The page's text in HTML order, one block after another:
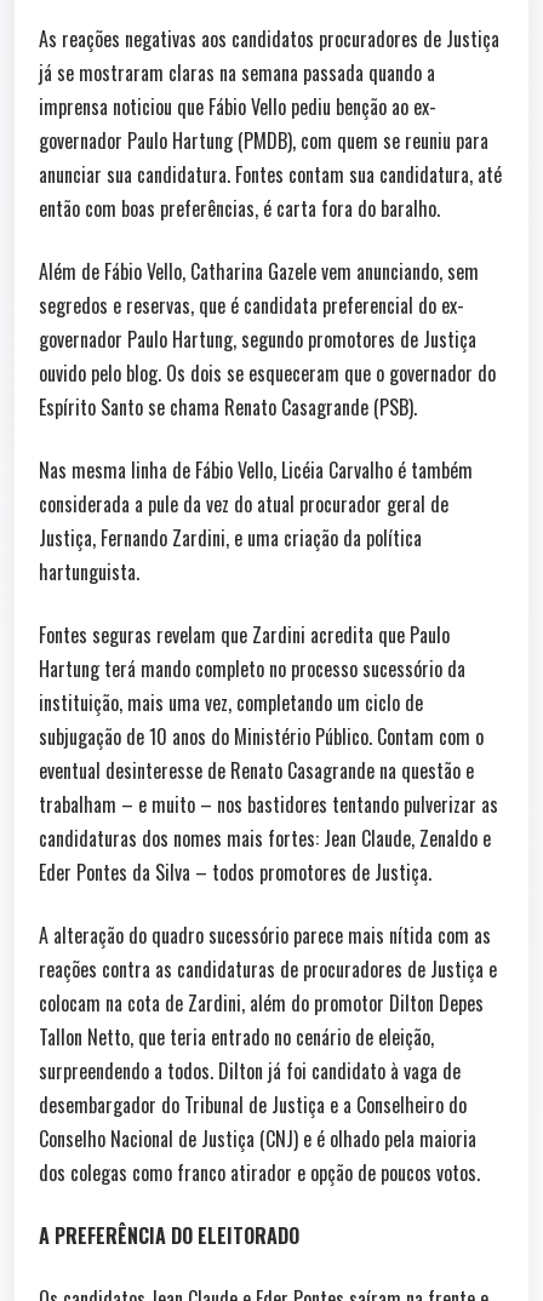
As reações negativas aos candidatos procuradores de Justiça
já se mostraram claras na semana passada quando a
imprensa noticiou que Fábio Vello pediu benção ao ex-
governador Paulo Hartung (PMDB), com quem se reuniu para
anunciar sua candidatura. Fontes contam sua candidatura, até
então com boas preferências, é carta fora do baralho.
Além de Fábio Vello, Catharina Gazele vem anunciando, sem
segredos e reservas, que é candidata preferencial do ex-
governador Paulo Hartung, segundo promotores de Justiça
ouvido pelo blog. Os dois se esqueceram que o governador do
Espírito Santo se chama Renato Casagrande (PSB).
Nas mesma linha de Fábio Vello, Licéia Carvalho é também
considerada a pule da vez do atual procurador geral de
Justiça, Fernando Zardini, e uma criação da política
hartunguista.
Fontes seguras revelam que Zardini acredita que Paulo
Hartung terá mando completo no processo sucessório da
instituição, mais uma vez, completando um ciclo de
subjugação de 10 anos do Ministério Público. Contam com o
eventual desinteresse de Renato Casagrande na questão e
trabalham – e muito – nos bastidores tentando pulverizar as
candidaturas dos nomes mais fortes: Jean Claude, Zenaldo e
Eder Pontes da Silva – todos promotores de Justiça.
A alteração do quadro sucessório parece mais nítida com as
reações contra as candidaturas de procuradores de Justiça e
colocam na cota de Zardini, além do promotor Dilton Depes
Tallon Netto, que teria entrado no cenário de eleição,
surpreendendo a todos. Dilton já foi candidato à vaga de
desembargador do Tribunal de Justiça e a Conselheiro do
Conselho Nacional de Justiça (CNJ) e é olhado pela maioria
dos colegas como franco atirador e opção de poucos votos.
A PREFERÊNCIA DO ELEITORADO